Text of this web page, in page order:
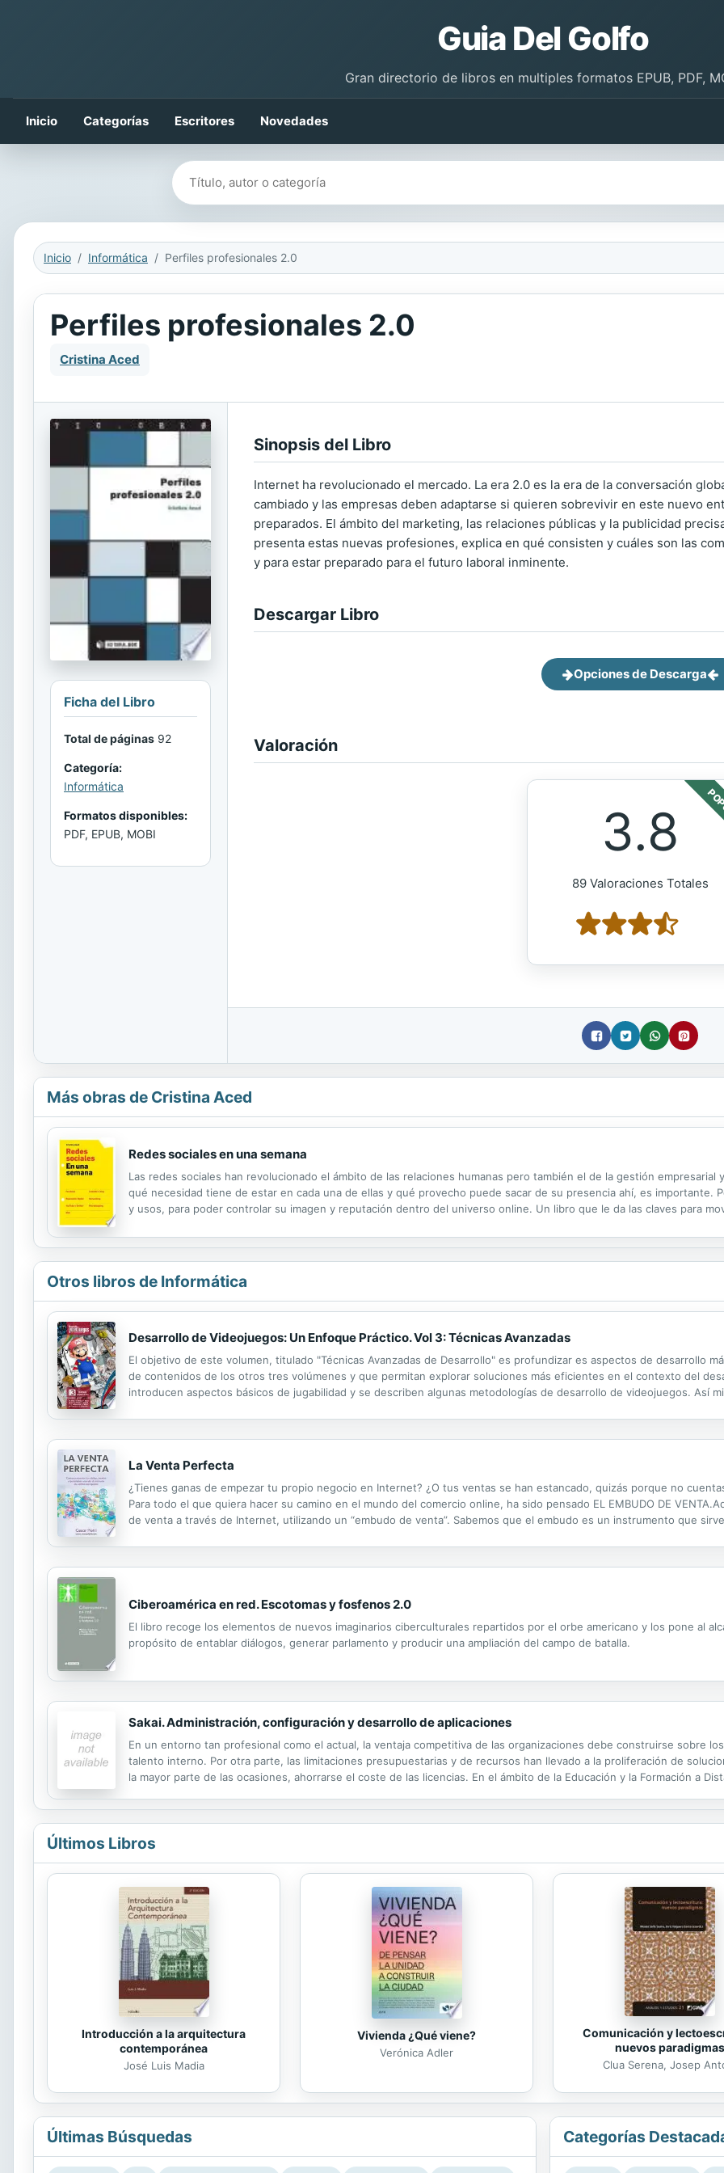
Guia Del Golfo
Gran directorio de libros en multiples formatos EPUB, PDF,
Inicio Categorías Escritores Novedades
Buscar libros
Inicio Informática Perfiles profesionales 2.0
Perfiles profesionales 2.0
Cristina Aced
Ficha del Libro
Total de páginas 92
Categoría:
Informática
Formatos disponibles:
PDF, EPUB, MOBI
Sinopsis del Libro
Internet ha revolucionado el mercado. La era 2.0 es la era de la conversación
cambiado y las empresas deben adaptarse si quieren sobrevivir en este nuevo
preparados. El ámbito del marketing, las relaciones públicas y la publicidad
presenta estas nuevas profesiones, explica en qué consisten y cuáles son las
y para estar preparado para el futuro laboral inminente.
Descargar Libro
Opciones de Descarga
Valoración
3.8
89 Valoraciones Totales
Más obras de Cristina Aced
Redes sociales en una semana
Las redes sociales han revolucionado el ámbito de las relaciones humanas pero también el de la gestión
qué necesidad tiene de estar en cada una de ellas y qué provecho puede sacar de su presencia ahí, es importante.
y usos, para poder controlar su imagen y reputación dentro del universo online. Un libro que le da las claves para
Otros libros de Informática
Desarrollo de Videojuegos: Un Enfoque Práctico. Vol 3: Técnicas Avanzadas
El objetivo de este volumen, titulado "Técnicas Avanzadas de Desarrollo" es profundizar es aspectos de desarrollo
de contenidos de los otros tres volúmenes y que permitan explorar soluciones más eficientes en el contexto del
introducen aspectos básicos de jugabilidad y se describen algunas metodologías de desarrollo de videojuegos. Así
La Venta Perfecta
¿Tienes ganas de empezar tu propio negocio en Internet? ¿O tus ventas se han estancado, quizás porque no
Para todo el que quiera hacer su camino en el mundo del comercio online, ha sido pensado EL EMBUDO DE
de venta a través de Internet, utilizando un “embudo de venta”. Sabemos que el embudo es un instrumento que
Ciberoamérica en red. Escotomas y fosfenos 2.0
El libro recoge los elementos de nuevos imaginarios ciberculturales repartidos por el orbe americano y los pone al
propósito de entablar diálogos, generar parlamento y producir una ampliación del campo de batalla.
Sakai. Administración, configuración y desarrollo de aplicaciones
En un entorno tan profesional como el actual, la ventaja competitiva de las organizaciones debe construirse sobre
talento interno. Por otra parte, las limitaciones presupuestarias y de recursos han llevado a la proliferación de
la mayor parte de las ocasiones, ahorrarse el coste de las licencias. En el ámbito de la Educación y la Formación a
Últimos Libros
Introducción a la arquitectura
contemporánea
José Luis Madia
Vivienda ¿Qué viene?
Verónica Adler
Comunicación y
nuevos paradigmas
Clua Serena, Josep
Últimas Búsquedas Categorías